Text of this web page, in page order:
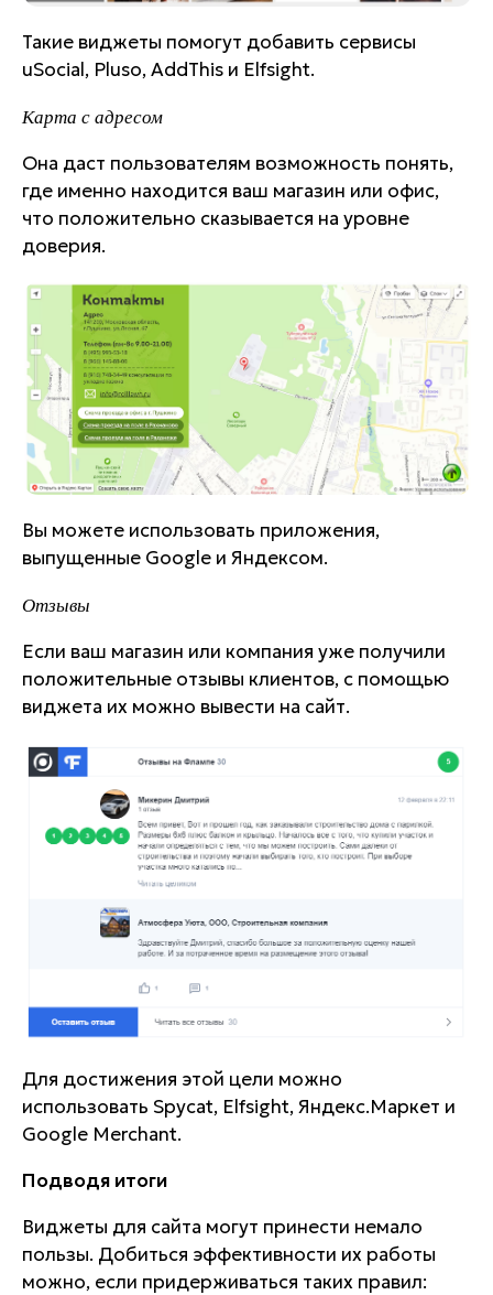
Такие виджеты помогут добавить сервисы
uSocial, Pluso, AddThis и Elfsight.
Карта с адресом
Она даст пользователям возможность понять,
где именно находится ваш магазин или офис,
что положительно сказывается на уровне
доверия.
Вы можете использовать приложения,
выпущенные Google и Яндексом.
Отзывы
Если ваш магазин или компания уже получили
положительные отзывы клиентов, с помощью
виджета их можно вывести на сайт.
Для достижения этой цели можно
использовать Spycat, Elfsight, Яндекс.Маркет и
Google Merchant.
Подводя итоги
Виджеты для сайта могут принести немало
пользы. Добиться эффективности их работы
можно, если придерживаться таких правил: